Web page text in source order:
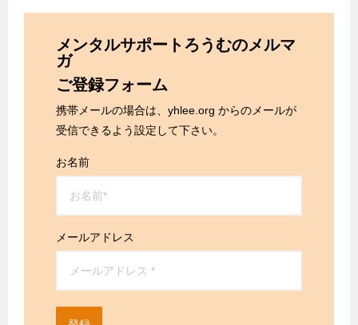
メンタルサポートろうむのメルマ
ガ
ご登録フォーム
携帯メールの場合は、yhlee.org からのメールが
受信できるよう設定して下さい。
お名前
メールアドレス